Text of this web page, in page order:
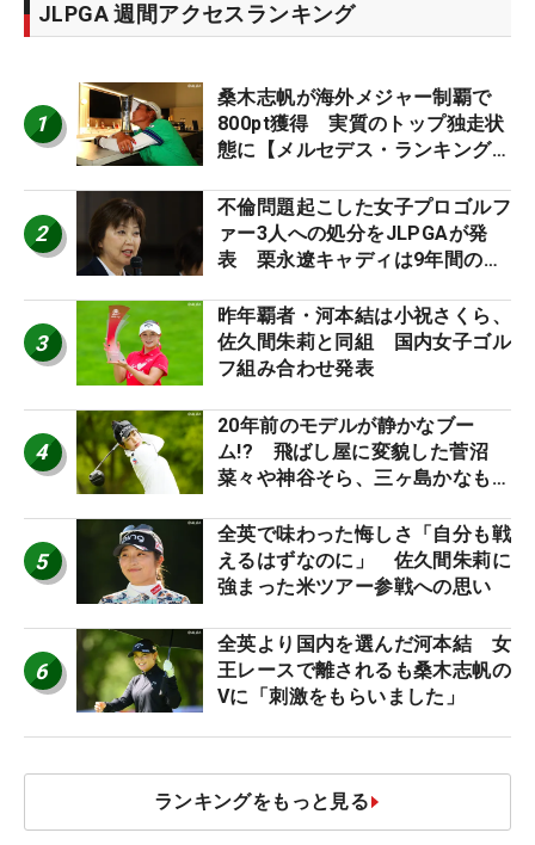
JLPGA 週間アクセスランキング
1
桑木志帆が海外メジャー制覇で
800pt獲得 実質のトップ独走状
態に【メルセデス・ランキング番
2
不倫問題起こした女子プロゴルフ
ァー3人への処分をJLPGAが発
表 栗永遼キャディは9年間の立
3
昨年覇者・河本結は小祝さくら、
佐久間朱莉と同組 国内女子ゴル
フ組み合わせ発表
4
20年前のモデルが静かなブー
ム!? 飛ばし屋に変貌した菅沼
菜々や神谷そら、三ヶ島かなも使
ロたちの“飛ばしギア”】
5
全英で味わった悔しさ「自分も戦
えるはずなのに」 佐久間朱莉に
強まった米ツアー参戦への思い
6
全英より国内を選んだ河本結 女
王レースで離されるも桑木志帆の
Vに「刺激をもらいました」
ランキングをもっと見る